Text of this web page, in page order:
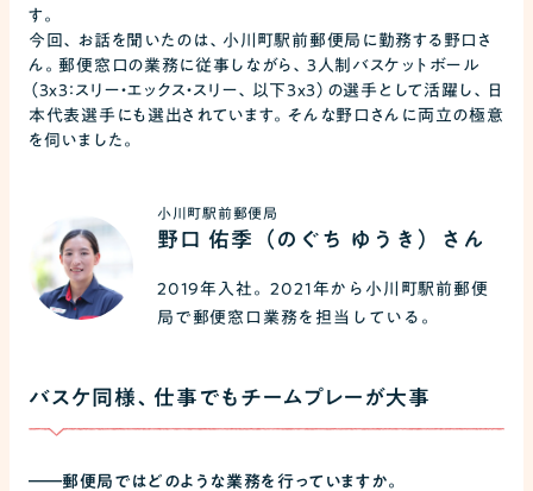
す。
今回、お話を聞いたのは、小川町駅前郵便局に勤務する野口さ
ん。郵便窓口の業務に従事しながら、３人制バスケットボール
（3x3：スリー・エックス・スリー、以下3x3）の選手として活躍し、日
本代表選手にも選出されています。そんな野口さんに両立の極意
を伺いました。
小川町駅前郵便局
野口 佑季（のぐち ゆうき）さん
2019年入社。2021年から小川町駅前郵便
局で郵便窓口業務を担当している。
バスケ同様、仕事でもチームプレーが大事
――郵便局ではどのような業務を行っていますか。